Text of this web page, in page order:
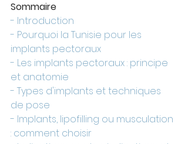
Sommaire
- Introduction
- Pourquoi la Tunisie pour les
implants pectoraux
- Les implants pectoraux : principe
et anatomie
- Types d'implants et techniques
de pose
- Implants, lipofilling ou musculation
: comment choisir